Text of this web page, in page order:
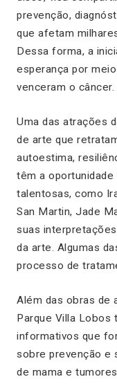
prevenção,
que afetam
Dessa forma, a
esperança por
venceram o câncer.
Uma das atrações
de arte que
autoestima,
têm a
talentosas, como
San Martin, Jade
suas
da arte. Algumas
processo de
Além das obras de
Parque Villa Lobos
informativos que
sobre prevenção e
de mama e